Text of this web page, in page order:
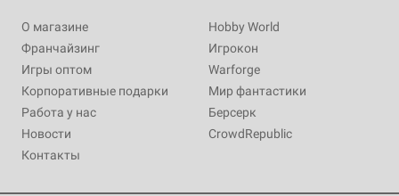
О магазине
Франчайзинг
Игры оптом
Корпоративные подарки
Работа у нас
Новости
Контакты
Hobby World
Игрокон
Warforge
Мир фантастики
Берсерк
CrowdRepublic